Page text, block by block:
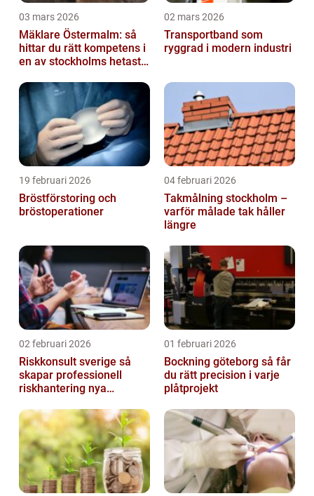
03 mars 2026
Mäklare Östermalm: så
hittar du rätt kompetens i
en av stockholms hetaste
02 mars 2026
Transportband som
ryggrad i modern industri
19 februari 2026
Bröstförstoring och
bröstoperationer
04 februari 2026
Takmålning stockholm –
varför målade tak håller
längre
02 februari 2026
Riskkonsult sverige så
skapar professionell
riskhantering nya
01 februari 2026
Bockning göteborg så får
du rätt precision i varje
plåtprojekt